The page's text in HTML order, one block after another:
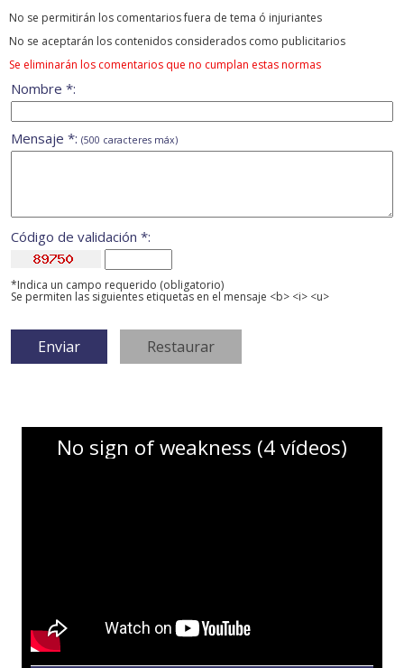
No se permitirán los comentarios fuera de tema ó injuriantes
No se aceptarán los contenidos considerados como publicitarios
Se eliminarán los comentarios que no cumplan estas normas
Nombre *:
Mensaje *: (500 caracteres máx)
Código de validación *:
*Indica un campo requerido (obligatorio)
Se permiten las siguientes etiquetas en el mensaje <b> <i> <u>
No sign of weakness (4 vídeos)